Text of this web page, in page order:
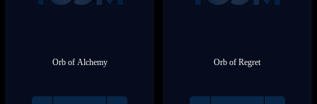
Orb of Alchemy Orb of Regret